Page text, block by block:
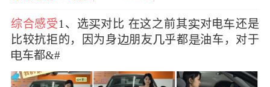
综合感受1、选对比 在这之前其对电还是
比较抗拒的，因为身朋友乎都油车，对于
车都&#x